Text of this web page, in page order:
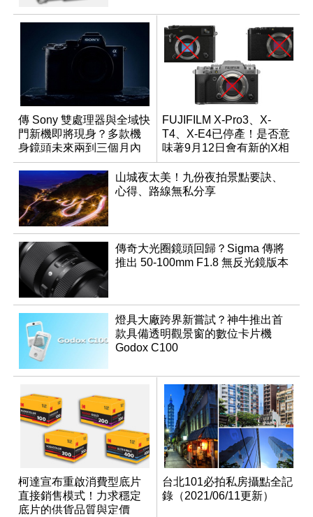
傳 Sony 雙處理器與全域快
門新機即將現身？多款機
身鏡頭未來兩到三個月內
有望登場
FUJIFILM X-Pro3、X-
T4、X-E4已停產！是否意
味著9月12日會有新的X相
機發表？
山城夜太美！九份夜拍景點要訣、
心得、路線無私分享
傳奇大光圈鏡頭回歸？Sigma 傳將
推出 50-100mm F1.8 無反光鏡版本
燈具大廠跨界新嘗試？神牛推出首
款具備透明觀景窗的數位卡片機
Godox C100
柯達宣布重啟消費型底片
直接銷售模式！力求穩定
底片的供貨品質與定價
台北101必拍私房攝點全記
錄（2021/06/11更新）